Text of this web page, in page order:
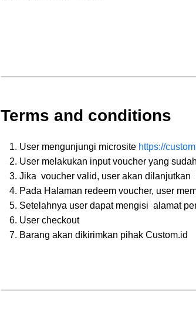
Terms and conditions
User mengunjungi microsite https://
User melakukan input voucher yang
Jika voucher valid, user akan dilanjutkan
Pada Halaman redeem voucher, user
Setelahnya user dapat mengisi alamat
User checkout
Barang akan dikirimkan pihak Custom.id